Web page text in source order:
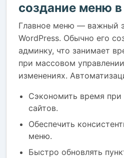
создание меню
Главное меню — важный
WordPress. Обычно его
админку, что занимает
при массовом
изменениях.
Сэкономить время при
сайтов.
Обеспечить
меню.
Быстро обновлять